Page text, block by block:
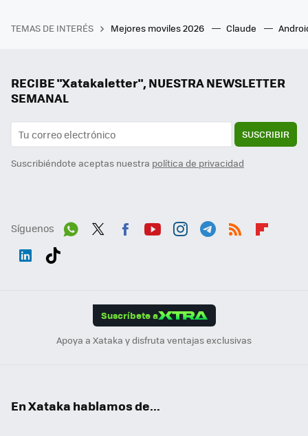
TEMAS DE INTERÉS Mejores moviles 2026 Claude
RECIBE "Xatakaletter", NUESTRA NEWSLETTER
SEMANAL
SUSCRIBIR
Suscribiéndote aceptas nuestra política de privacidad
Síguenos
Suscríbete a
Apoya a Xataka y disfruta ventajas exclusivas
En Xataka hablamos de...